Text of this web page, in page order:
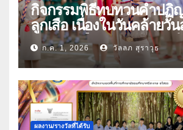
กิจกรรมพิธีทบทวนคำปฏิ
ลูกเสือ เนื่องในวันคล้ายวั
คณะลูกเสือแห่งชาติ ประ
ก.ค. 1, 2026 วัลลภ สุราวุธ
ผลงาน/รางวัลที่ได้รับ